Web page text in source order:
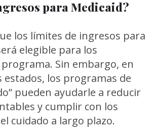
para Medicaid?
los límites de ingresos para
elegible para los
Sin embargo, en
estados, los programas de
pueden ayudarle a reducir
y cumplir con los
cuidado a largo plazo.